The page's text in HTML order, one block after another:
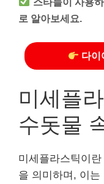
로 알아보세요.
다이
미세플
수돗물
미세플라스틱이
을 의미하며, 이는